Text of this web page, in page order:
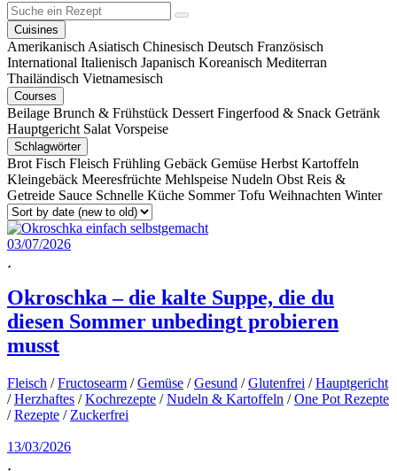
Suche
ein
Rezept
Search
Cuisines
Amerikanisch Asiatisch Chinesisch Deutsch Französisch
International Italienisch Japanisch Koreanisch Mediterran
Thailändisch Vietnamesisch
Courses
Beilage Brunch & Frühstück Dessert Fingerfood & Snack Getränk
Hauptgericht Salat Vorspeise
Schlagwörter
Brot Fisch Fleisch Frühling Gebäck Gemüse Herbst Kartoffeln
Kleingebäck Meeresfrüchte Mehlspeise Nudeln Obst Reis &
Getreide Sauce Schnelle Küche SommerTofu Weihnachten Winter
03/07/2026
Okroschka – die kalte Suppe, die du
diesen Sommer unbedingt probieren
musst
Fleisch /Fructosearm /Gemüse /Gesund /Glutenfrei /Hauptgericht
/Herzhaftes /Kochrezepte /Nudeln & Kartoffeln /One Pot Rezepte
/Rezepte / Zuckerfrei
13/03/2026